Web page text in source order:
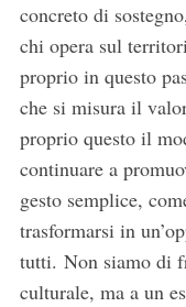
concreto di
chi opera sul
proprio in questo
che si misura il
proprio questo il
continuare a
gesto semplice,
trasformarsi in
tutti. Non siamo di
culturale, ma a un
r
f
o
r